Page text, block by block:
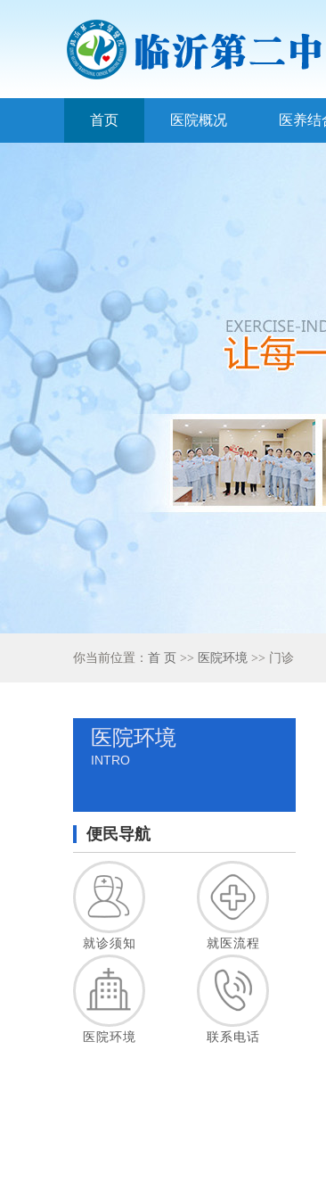
首页 医院概况 医养结
你当前位置： 首 页 >> 医院环境 >> 门诊
医院环境
INTRO
便民导航
就诊须知 就医流程
医院环境 联系电话